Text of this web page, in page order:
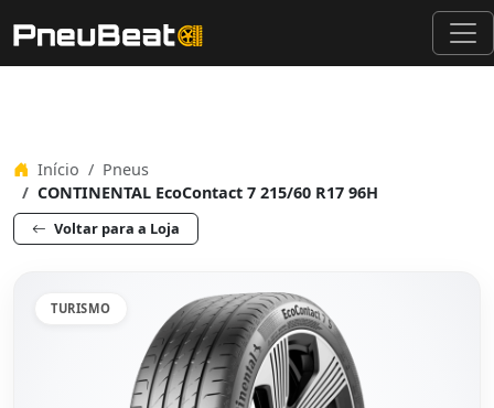
Início
Pneus
CONTINENTAL EcoContact 7 215/60 R17 96H
Voltar para a Loja
TURISMO